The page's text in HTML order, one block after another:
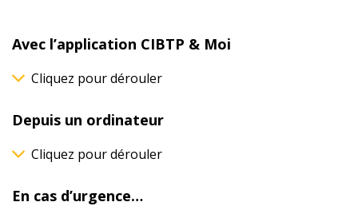
Avec l’application CIBTP & Moi
Cliquez pour dérouler
Depuis un ordinateur
Cliquez pour dérouler
En cas d’urgence…